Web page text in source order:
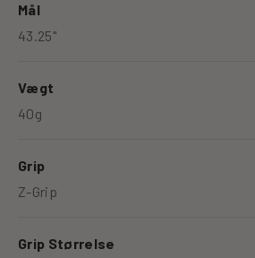
Mål
43.25"
Vægt
40g
Grip
Z-Grip
Grip Størrelse